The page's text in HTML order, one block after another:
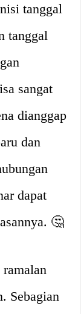
tanggal
tanggal
sangat
dianggap
dan
dapat
🤔
Sebagian